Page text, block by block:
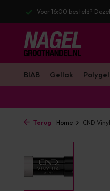
Dezelfde werkdag verstuurd
BIAB Gellak Polygel
Terug Home CND